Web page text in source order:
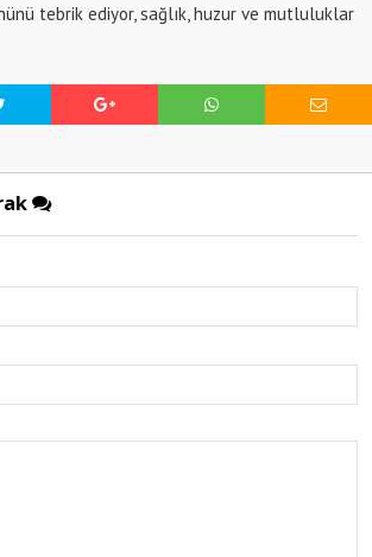
tebrik ediyor, sağlık, huzur ve mutluluklar